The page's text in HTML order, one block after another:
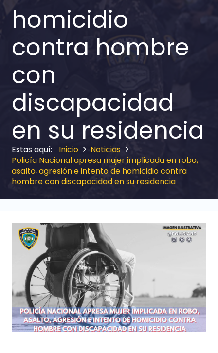
homicidio
contra hombre
con
discapacidad
en su residencia
Inicio
Noticias
Policía Nacional apresa mujer implicada en robo,
asalto, agresión e intento de homicidio contra
hombre con discapacidad en su residencia